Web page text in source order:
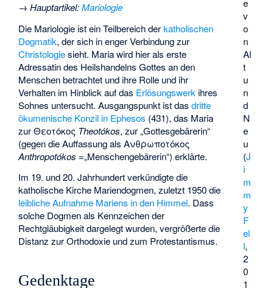
e
v
o
n
Al
t
u
n
d
N
e
u
(J
i
m
m
y
F
el
l,
2
0
1
→Hauptartikel:Mariologie
Die Mariologie ist ein Teilbereich derkatholischen
Dogmatik, der sich in enger Verbindung zur
Christologiesieht. Maria wird hier als erste
Adressatin des Heilshandelns Gottes an den
Menschen betrachtet und ihre Rolle und ihr
Verhalten im Hinblick auf das Erlösungswerk ihres
Sohnes untersucht. Ausgangspunkt ist dasdritte
ökumenische Konzil in Ephesos (431), das Maria
zurΘεοτόκος Theotókos, zur „Gottesgebärerin“
(gegen die Auffassung alsΑνθρωποτόκος
Anthropotókos =„Menschengebärerin“) erklärte.
Im 19. und 20. Jahrhundert verkündigte die
katholische Kirche Mariendogmen, zuletzt 1950 die
leibliche Aufnahme Mariens in den Himmel. Dass
solche Dogmen als Kennzeichen der
Rechtgläubigkeit dargelegt wurden, vergrößerte die
Distanz zur Orthodoxie und zum Protestantismus.
Gedenktage